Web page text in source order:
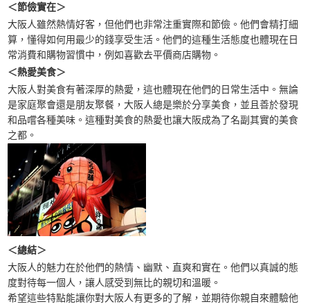
＜節儉實在＞
大阪人雖然熱情好客，但他們也非常注重實際和節儉。他們會精打細
算，懂得如何用最少的錢享受生活。他們的這種生活態度也體現在日
常消費和購物習慣中，例如喜歡去平價商店購物。
＜熱愛美食＞
大阪人對美食有著深厚的熱愛，這也體現在他們的日常生活中。無論
是家庭聚會還是朋友聚餐，大阪人總是樂於分享美食，並且善於發現
和品嚐各種美味。這種對美食的熱愛也讓大阪成為了名副其實的美食
之都。
＜總結＞
大阪人的魅力在於他們的熱情、幽默、直爽和實在。他們以真誠的態
度對待每一個人，讓人感受到無比的親切和溫暖。
希望這些特點能讓你對大阪人有更多的了解，並期待你親自來體驗他